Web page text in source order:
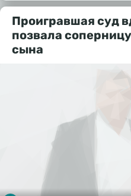
Проигравшая суд
позвала
сына